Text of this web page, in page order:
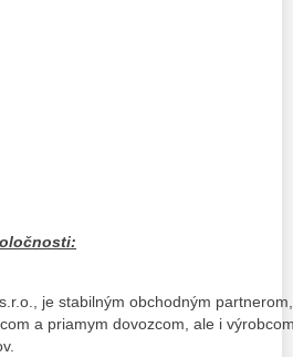
, s.r.o., je stabilným obchodným
a priamym dovozcom, ale i